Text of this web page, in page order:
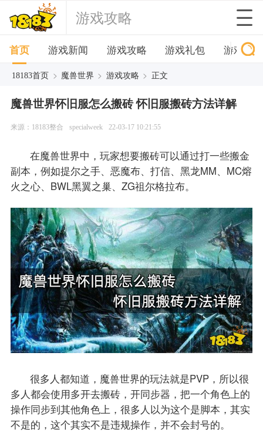
游戏攻略
首页 游戏新闻 游戏攻略 游戏礼包 游戏下
18183首页 > 魔兽世界 > 游戏攻略 > 正文
魔兽世界怀旧服怎么搬砖 怀旧服搬砖方法详解
来源：18183整合 specialweek 22-03-17 10:21:55
在魔兽世界中，玩家想要搬砖可以通过打一些搬金
副本，例如提尔之手、恶魔布、打信、黑龙MM、MC熔
火之心、BWL黑翼之巢、ZG祖尔格拉布。
很多人都知道，魔兽世界的玩法就是PVP，所以很
多人都会使用多开去搬砖，开同步器，把一个角色上的
操作同步到其他角色上，很多人以为这个是脚本，其实
不是的，这个其实不是违规操作，并不会封号的。